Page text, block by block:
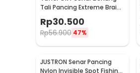
Tali Pancing Extreme Braid
3.0 300M - FM-PEL
Rp30.500
Rp56.900 47%
JUSTRON Senar Pancing
Nylon Invisible Spot Fishing